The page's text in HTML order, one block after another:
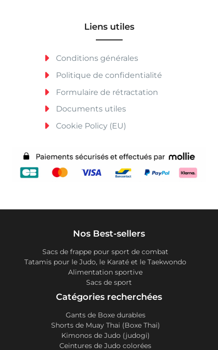
Liens utiles
Conditions générales
Politique de confidentialité
Formulaire de rétractation
Documents utiles
Cookie Policy (EU)
Nos Best-sellers
Sacs de frappe pour sport de combat
Tatamis pour le Judo, le Karaté et le Taekwondo
Alimentation sportive
Sacs de sport
Catégories recherchées
Gants de Boxe durables
Shorts de Muay Thai (Boxe Thai)
Kimonos de Judo (judogi)
Ceintures de Judo colorées